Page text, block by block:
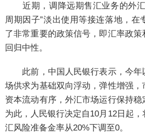
近期，调降远期售汇业务的外汇
周期因子”淡出使用等接连落地，在
了非常重要的政策信号，即汇率政
回归中性。
此前，中国人民银行表示，今年
场供求为基础双向浮动，弹性增强
资本流动有序，外汇市场运行保持稳
为此，人民银行决定自10月12日起
汇风险准备金率从20%下调至0。